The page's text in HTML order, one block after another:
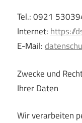
Tel.: 0921
Internet:https://
E-Mail:
Zwecke und
Ihrer Daten
Wir verarbeiten